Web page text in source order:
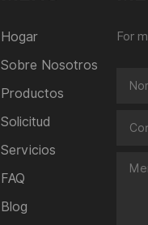
Hogar
Sobre Nosotros
Productos
Solicitud
Servicios
FAQ
Blog
For